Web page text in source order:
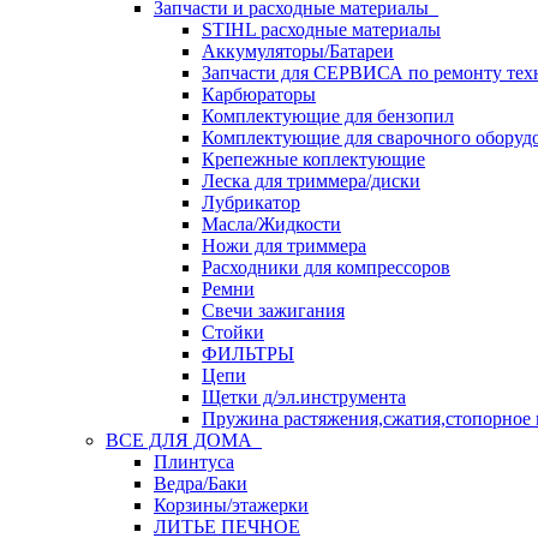
Запчасти и расходные материалы
STIHL расходные материалы
Аккумуляторы/Батареи
Запчасти для СЕРВИСА по ремонту
Карбюраторы
Комплектующие для бензопил
Комплектующие для сварочного
Крепежные коплектующие
Леска для триммера/диски
Лубрикатор
Масла/Жидкости
Ножи для триммера
Расходники для компрессоров
Ремни
Свечи зажигания
Стойки
ФИЛЬТРЫ
Цепи
Щетки д/эл.инструмента
Пружина растяжения,сжатия,стопорное
ВСЕ ДЛЯ ДОМА
Плинтуса
Ведра/Баки
Корзины/этажерки
ЛИТЬЕ ПЕЧНОЕ